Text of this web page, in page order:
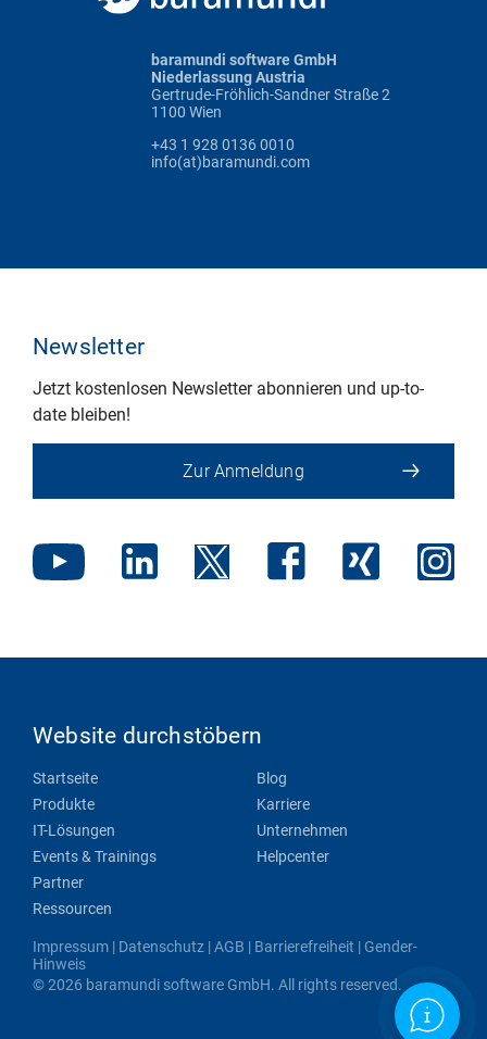
baramundi software GmbH
Niederlassung Austria
Gertrude-Fröhlich-Sandner Straße 2
1100 Wien
+43 1 928 0136 0010
info(at)baramundi.com
Newsletter
Jetzt kostenlosen Newsletter abonnieren und up-to-
date bleiben!
Zur Anmeldung
Website durchstöbern
Startseite
Produkte
IT-Lösungen
Events & Trainings
Partner
Ressourcen
Blog
Karriere
Unternehmen
Helpcenter
Impressum | Datenschutz |AGB | Barrierefreiheit | Gender-
Hinweis
© 2026 baramundi software GmbH. All rights reserved.